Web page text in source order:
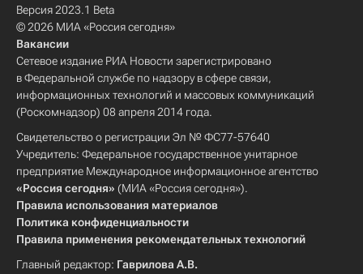
Версия 2023.1 Beta
© 2026 МИА «Россия сегодня»
Вакансии
Сетевое издание РИА Новости зарегистрировано
в Федеральной службе по надзору в сфере связи,
информационных технологий и массовых коммуникаций
(Роскомнадзор) 08 апреля 2014 года.
Свидетельство о регистрации Эл № ФС77-57640
Учредитель: Федеральное государственное унитарное
предприятие Международное информационное агентство
«Россия сегодня» (МИА «Россия сегодня»).
Правила использования материалов
Политика конфиденциальности
Правила применения рекомендательных технологий
Главный редактор: Гаврилова А.В.